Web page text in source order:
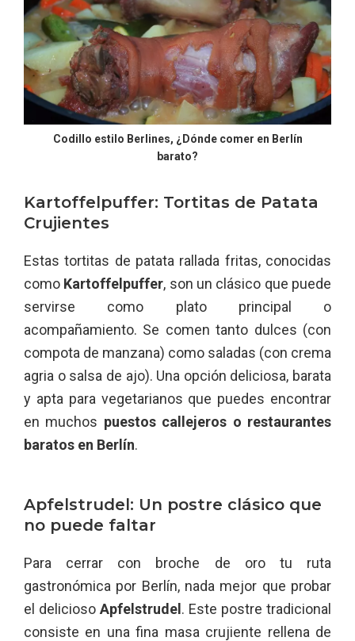
Codillo estilo Berlines, ¿Dónde comer en Berlín
barato?
Kartoffelpuffer: Tortitas de Patata
Crujientes
Estas tortitas de patata rallada fritas, conocidas
como Kartoffelpuffer, son un clásico que puede
servirse como plato principal o
acompañamiento. Se comen tanto dulces (con
compota de manzana) como saladas (con crema
agria o salsa de ajo). Una opción deliciosa, barata
y apta para vegetarianos que puedes encontrar
en muchos puestos callejeros o restaurantes
baratos en Berlín.
Apfelstrudel: Un postre clásico que
no puede faltar
Para cerrar con broche de oro tu ruta
gastronómica por Berlín, nada mejor que probar
el delicioso Apfelstrudel . Este postre tradicional
consiste en una fina masa crujiente rellena de